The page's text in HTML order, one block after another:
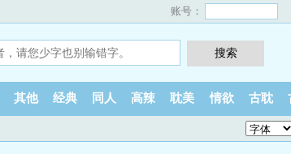
账号：
其他 经典 同人 高辣 耽美 情欲 古耽